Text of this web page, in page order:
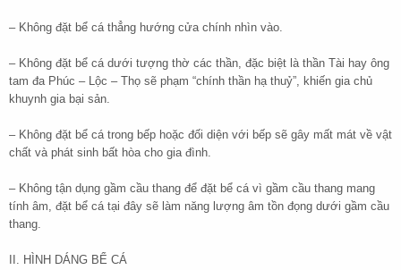
– Không đặt bể cá thẳng hướng cửa chính nhìn vào.
– Không đặt bể cá dưới tượng thờ các thần, đặc biệt là thần Tài hay ông
tam đa Phúc – Lộc – Thọ sẽ phạm “chính thần hạ thuỷ”, khiến gia chủ
khuynh gia bại sản.
– Không đặt bể cá trong bếp hoặc đối diện với bếp sẽ gây mất mát về vật
chất và phát sinh bất hòa cho gia đình.
– Không tận dụng gầm cầu thang để đặt bể cá vì gầm cầu thang mang
tính âm, đặt bể cá tại đây sẽ làm năng lượng âm tồn đọng dưới gầm cầu
thang.
II. HÌNH DÁNG BỂ CÁ